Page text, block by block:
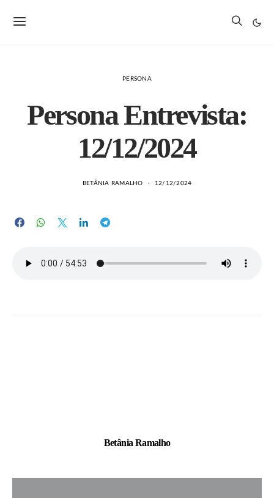
PERSONA
Persona Entrevista:
12/12/2024
BETÂNIA RAMALHO 12/12/2024
Betânia Ramalho